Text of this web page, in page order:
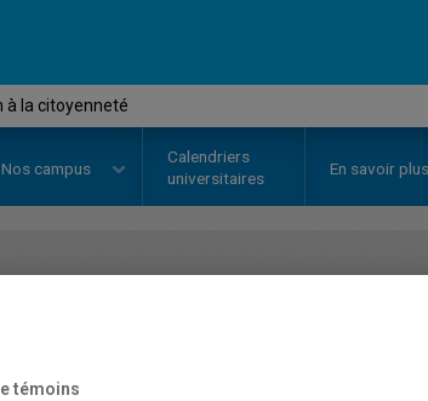
à la citoyenneté
Nos campus
Calendriers
universitaires
En savoir plus
Didactique
citoyenneté
témoins